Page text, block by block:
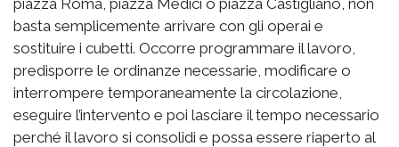
basta semplicemente arrivare con gli operai e
sostituire i cubetti. Occorre programmare il lavoro,
predisporre le ordinanze necessarie, modificare o
interrompere temporaneamente la circolazione,
eseguire l’intervento e poi lasciare il tempo necessario
perché il lavoro si consolidi e possa essere riaperto al